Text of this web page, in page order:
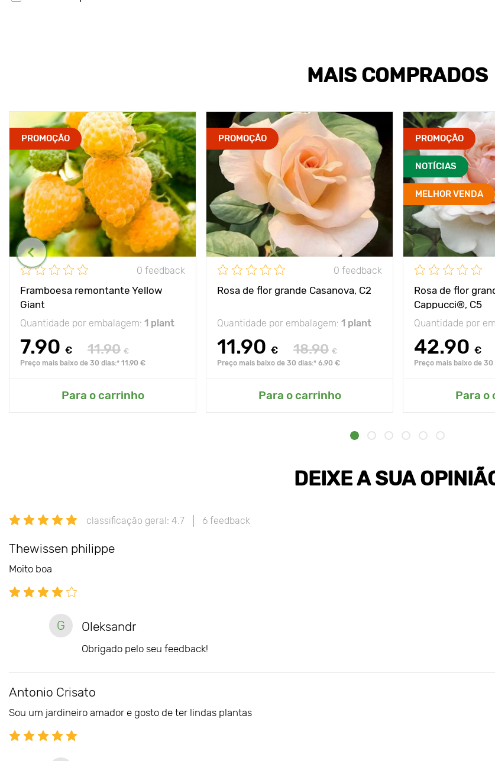
MAIS COMPRADOS
PROMOÇÃO
0 feedback
Framboesa remontante Yellow
Giant
Quantidade por embalagem: 1 plant
7.90 € 11.90 €
Preço mais baixo de 30 dias:* 11.90 €
Para o carrinho
PROMOÇÃO
0 feedback
Rosa de flor grande Casanova, C2
Quantidade por embalagem: 1 plant
11.90 € 18.90 €
Preço mais baixo de 30 dias:* 6.90 €
Para o carrinho
PROMOÇÃO
NOTÍCIAS
MELHOR VENDA
Rosa de flor
Cappucci®, C5
Quantidade por
42.90 €
Preço mais baixo de
Para o
DEIXE A SUA
classificação geral: 4.7 6 feedback
Thewissen philippe
Moito boa
G Oleksandr
Obrigado pelo seu feedback!
Antonio Crisato
Sou um jardineiro amador e gosto de ter lindas plantas